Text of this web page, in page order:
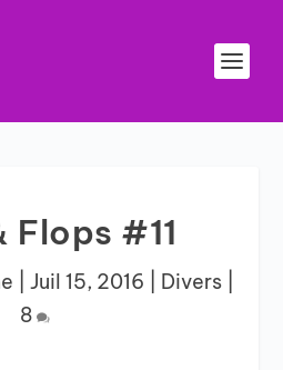
Flops #11
Juil 15, 2016 Divers|
8